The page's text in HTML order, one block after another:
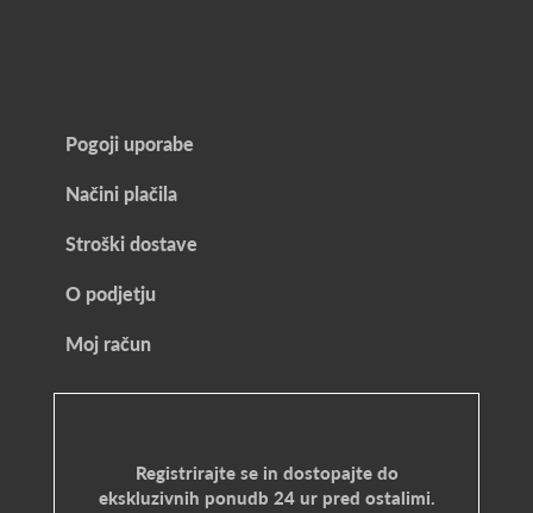
Pogoji uporabe
Načini plačila
Stroški dostave
O podjetju
Moj račun
Registrirajte se in dostopajte do
ekskluzivnih ponudb 24 ur pred ostalimi.